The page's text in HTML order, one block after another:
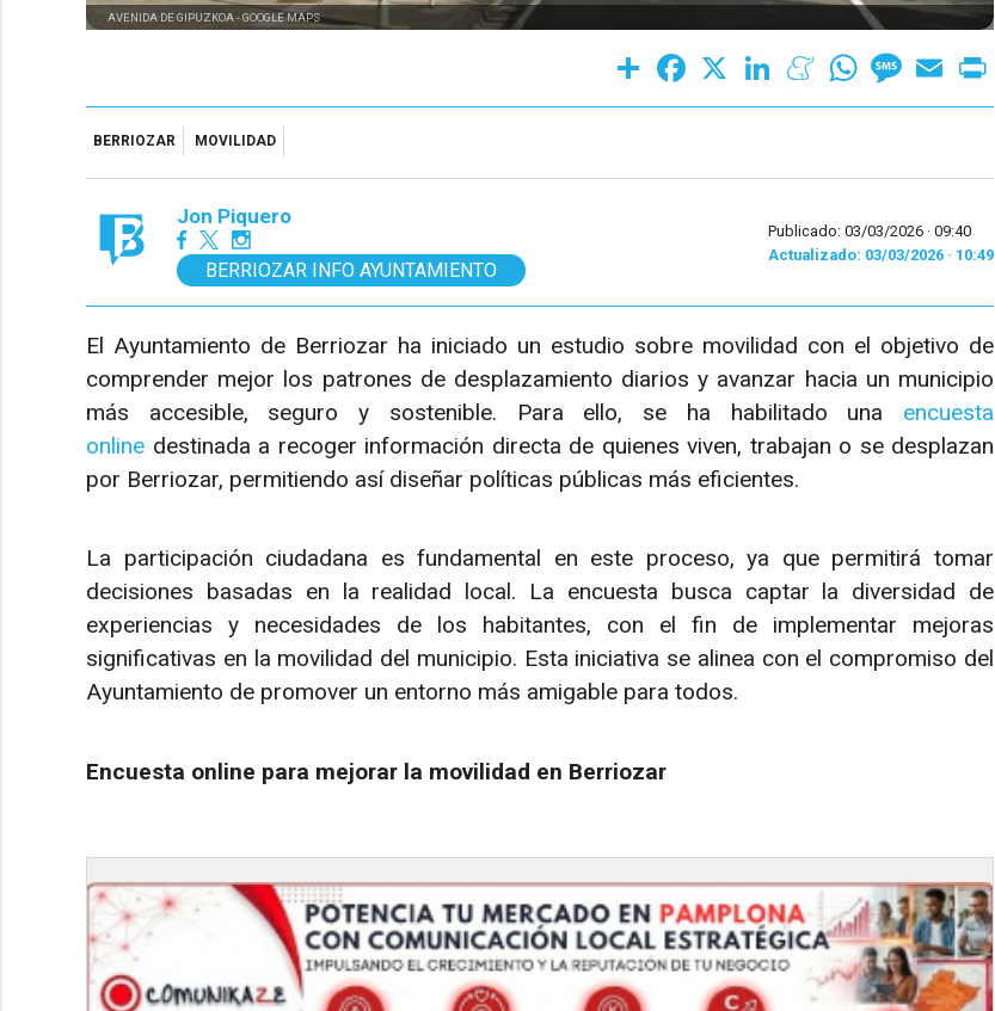
AVENIDA DE GIPUZKOA -GOOGLE MAPS
Share Facebook LinkedInMeneameWhatsAppMessage
Email
BERRIOZAR MOVILIDAD
Jon Piquero
BERRIOZAR INFO AYUNTAMIENTO
Publicado: 03/03/2026 · 09:40
Actualizado: 03/03/2026 · 10:49
El Ayuntamiento de Berriozar ha iniciado un estudio sobre movilidad con el objetivo de
comprender mejor los patrones de desplazamiento diarios y avanzar hacia un municipio
más accesible, seguro y sostenible. Para ello, se ha habilitado una encuesta
online destinada a recoger información directa de quienes viven, trabajan o se desplazan
por Berriozar, permitiendo así diseñar políticas públicas más eficientes.
La participación ciudadana es fundamental en este proceso, ya que permitirá tomar
decisiones basadas en la realidad local. La encuesta busca captar la diversidad de
experiencias y necesidades de los habitantes, con el fin de implementar mejoras
significativas en la movilidad del municipio. Esta iniciativa se alinea con el compromiso del
Ayuntamiento de promover un entorno más amigable para todos.
Encuesta online para mejorar la movilidad en Berriozar